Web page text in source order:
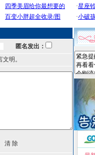
匿名发出：
明。